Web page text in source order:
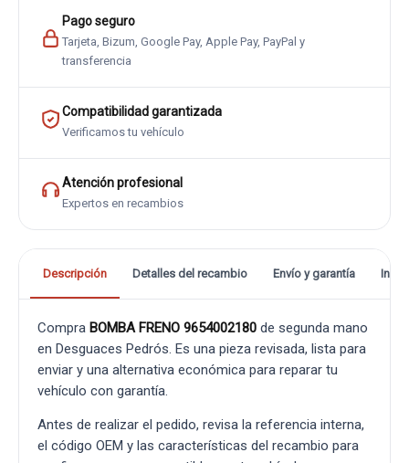
Pago seguro
Tarjeta, Bizum, Google Pay, Apple Pay, PayPal y
transferencia
Compatibilidad garantizada
Verificamos tu vehículo
Atención profesional
Expertos en recambios
Descripción Detalles del recambio Envío y garantía
Compra BOMBA FRENO 9654002180 de segunda mano
en Desguaces Pedrós. Es una pieza revisada, lista para
enviar y una alternativa económica para reparar tu
vehículo con garantía.
Antes de realizar el pedido, revisa la referencia interna,
el código OEM y las características del recambio para